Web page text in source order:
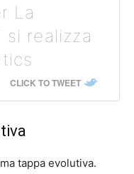
La
si realizza
CLICK TO TWEET
tappa evolutiva.